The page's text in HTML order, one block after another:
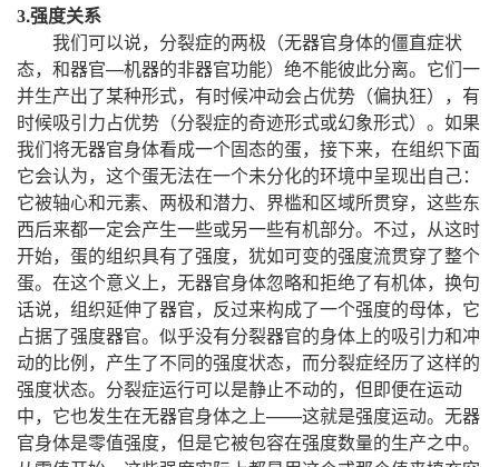
3.强度关系
我们可以说，
分裂症的两极（无器官身体的僵直症状
态， 和器官—机器的非器官功能）绝不能彼此分离。
它们一
并生产出了某种形式， 有时候冲动会占优势（偏执狂） ， 有
时候吸引力占优势（分裂症的奇迹形式或幻象形式） 。 如果
我们将无器官身体看成一个固态的蛋， 接下来， 在组织下面
它会认为， 这个蛋无法在一个未分化的环境中呈现出自己：
它被轴心和元素、两极和潜力、界槛和区域所贯穿， 这些东
西后来都一定会产生一些或另一些有机部分。 不过，
从这时
开始， 蛋的组织具有了强度，
犹如可变的强度流贯穿了整个
蛋。 在这个意义上 ， 无器官身体忽略和拒绝了有机体， 换句
话说， 组织延伸了器官， 反过来构成了一个强度的母体，
它
占据了强度器官。 似乎没有分裂器官的身体上的吸引力和冲
动的比例 ， 产生了不同的强度状态，
而分裂症经历了这样的
强度状态。 分裂症运行可以是静止不动的， 但即便在运动
中， 它也发生在无器官身体之上——这就是强度运动。 无器
官身体是零值强度， 但是它被包容在强度数量的生产之中。